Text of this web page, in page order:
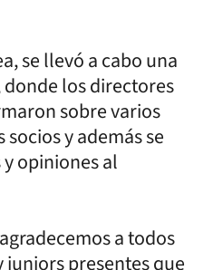
se llevó a cabo una
los directores
sobre varios
y además se
opiniones al
a todos
juniors presentes que